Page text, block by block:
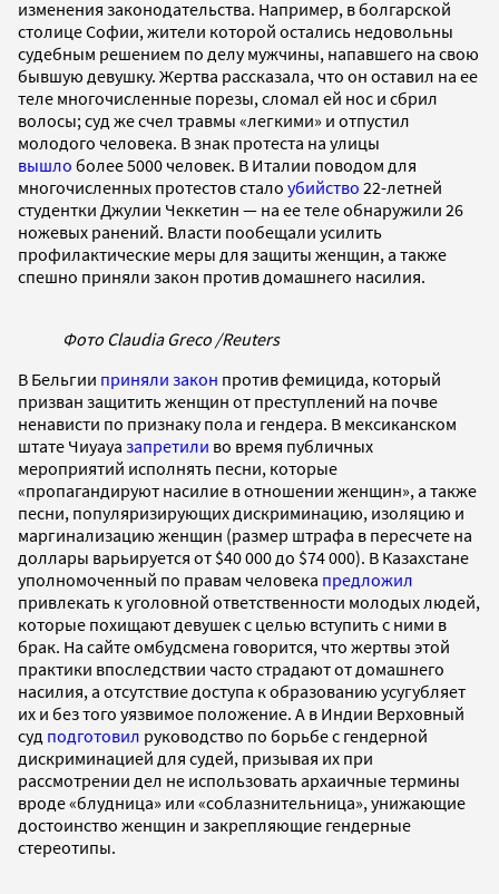
изменения законодательства. Например, в болгарской
столице Софии, жители которой остались недовольны
судебным решением по делу мужчины, напавшего на свою
бывшую девушку. Жертва рассказала, что он оставил на ее
теле многочисленные порезы, сломал ей нос и сбрил
волосы; суд же счел травмы «легкими» и отпустил
молодого человека. В знак протеста на улицы
вышло более 5000 человек. В Италии поводом для
многочисленных протестов стало убийство 22-летней
студентки Джулии Чеккетин — на ее теле обнаружили 26
ножевых ранений. Власти пообещали усилить
профилактические меры для защиты женщин, а также
спешно приняли закон против домашнего насилия.
Фото Claudia Greco /Reuters
В Бельгии приняли закон против фемицида, который
призван защитить женщин от преступлений на почве
ненависти по признаку пола и гендера. В мексиканском
штате Чиуауа запретили во время публичных
мероприятий исполнять песни, которые
«пропагандируют насилие в отношении женщин», а также
песни, популяризирующих дискриминацию, изоляцию и
маргинализацию женщин (размер штрафа в пересчете на
доллары варьируется от $40 000 до $74 000). В Казахстане
уполномоченный по правам человека предложил
привлекать к уголовной ответственности молодых людей,
которые похищают девушек с целью вступить с ними в
брак. На сайте омбудсмена говорится, что жертвы этой
практики впоследствии часто страдают от домашнего
насилия, а отсутствие доступа к образованию усугубляет
их и без того уязвимое положение. А в Индии Верховный
суд подготовил руководство по борьбе с гендерной
дискриминацией для судей, призывая их при
рассмотрении дел не использовать архаичные термины
вроде «блудница» или «соблазнительница», унижающие
достоинство женщин и закрепляющие гендерные
стереотипы.